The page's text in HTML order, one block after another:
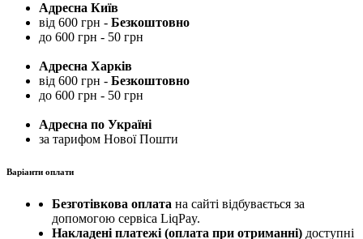
Адресна Київ
від 600 грн - Безкоштовно
до 600 грн - 50 грн
Адресна Харків
від 600 грн - Безкоштовно
до 600 грн - 50 грн
Адресна по Україні
за тарифом Нової Пошти
Варіанти оплати
Безготівкова оплата на сайті відбувається за
допомогою сервіса LiqPay.
Накладені платежі (оплата при отриманні) доступні